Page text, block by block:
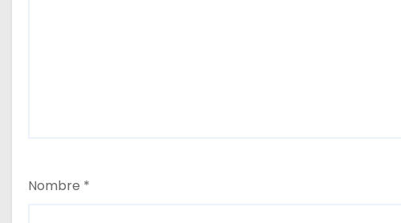
Nombre *